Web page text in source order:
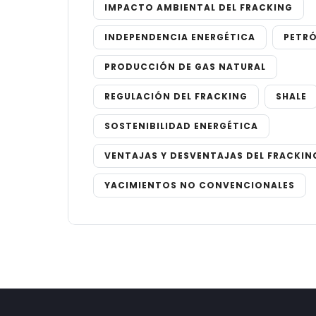
IMPACTO AMBIENTAL DEL FRACKING
INDEPENDENCIA ENERGÉTICA
PRODUCCIÓN DE GAS NATURAL
REGULACIÓN DEL FRACKING SHALE
SOSTENIBILIDAD ENERGÉTICA
VENTAJAS Y DESVENTAJAS DEL
YACIMIENTOS NO CONVENCIONALES